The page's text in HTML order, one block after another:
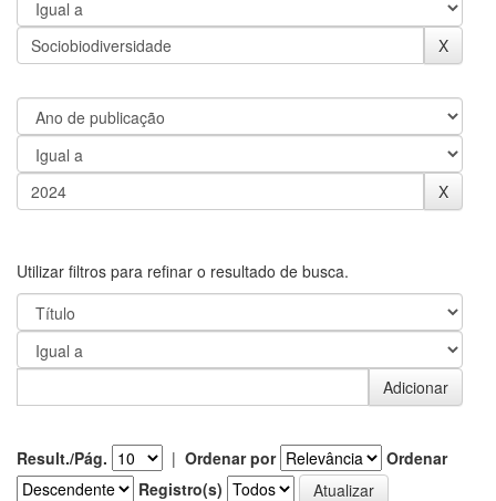
Utilizar filtros para refinar o resultado de busca.
Result./Pág. | Ordenar por
Ordenar
Registro(s)